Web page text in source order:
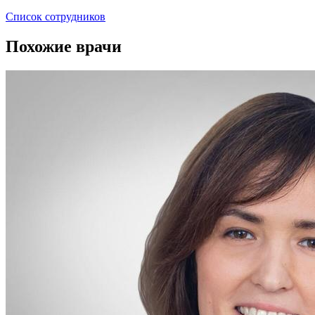
Список сотрудников
Похожие врачи